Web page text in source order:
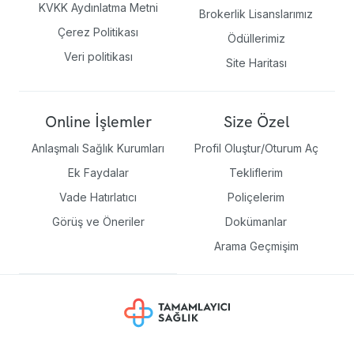
KVKK Aydınlatma Metni
Çerez Politikası
Veri politikası
Brokerlik Lisanslarımız
Ödüllerimiz
Site Haritası
Online İşlemler
Anlaşmalı Sağlık Kurumları
Ek Faydalar
Vade Hatırlatıcı
Görüş ve Öneriler
Size Özel
Profil Oluştur/Oturum Aç
Tekliflerim
Poliçelerim
Dokümanlar
Arama Geçmişim